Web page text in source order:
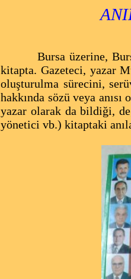
Bursa üzerine,
kitapta. Gazeteci, yazar
oluşturulma sürecini,
hakkında sözü veya
yazar olarak da bildiği,
yönetici vb.) kitaptaki